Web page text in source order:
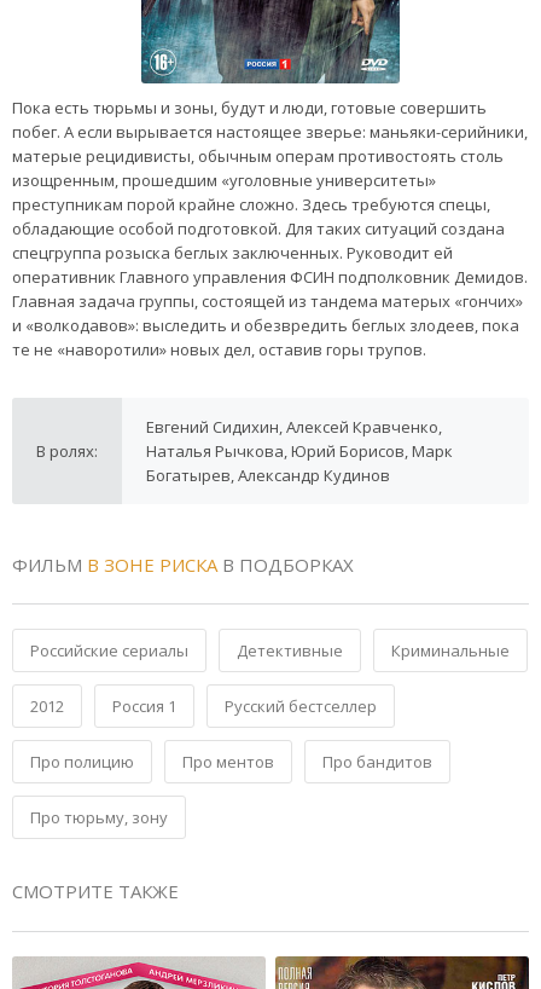
Пока есть тюрьмы и зоны, будут и люди, готовые совершить
побег. А если вырывается настоящее зверье: маньяки-серийники,
матерые рецидивисты, обычным операм противостоять столь
изощренным, прошедшим «уголовные университеты»
преступникам порой крайне сложно. Здесь требуются спецы,
обладающие особой подготовкой. Для таких ситуаций создана
спецгруппа розыска беглых заключенных. Руководит ей
оперативник Главного управления ФСИН подполковник Демидов.
Главная задача группы, состоящей из тандема матерых «гончих»
и «волкодавов»: выследить и обезвредить беглых злодеев, пока
те не «наворотили» новых дел, оставив горы трупов.
В ролях:
Евгений Сидихин, Алексей Кравченко,
Наталья Рычкова, Юрий Борисов, Марк
Богатырев, Александр Кудинов
ФИЛЬМ В ЗОНЕ РИСКАВ ПОДБОРКАХ
Российские сериалы Детективные Криминальные
2012 Россия 1 Русский бестселлер
Про полицию Про ментов Про бандитов
Про тюрьму, зону
СМОТРИТЕ ТАКЖЕ